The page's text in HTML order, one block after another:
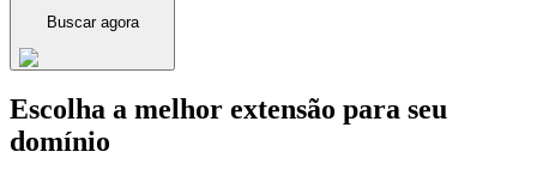
Buscar agora
Escolha a melhor extensão para seu
domínio